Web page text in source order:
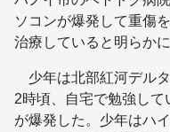
ソコンが爆発して重傷
治療していると明らかに
少年は北部紅河デル
2時頃、自宅で勉強し
が爆発した。少年はハ